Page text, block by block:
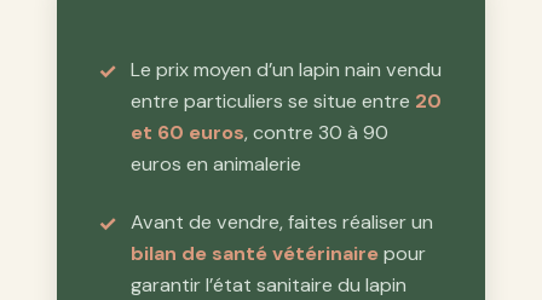
Le prix moyen d’un lapin nain vendu
entre particuliers se situe entre 20
et 60 euros, contre 30 à 90
euros en animalerie
Avant de vendre, faites réaliser un
bilan de santé vétérinairepour
garantir l’état sanitaire du lapin